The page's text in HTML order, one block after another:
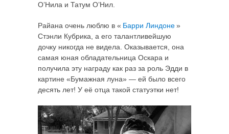
О’Нила и Татум О’Нил.
Райана очень люблю в « Барри Линдоне»
Стэнли Кубрика, а его талантливейшую
дочку никогда не видела. Оказывается, она
самая юная обладательница Оскара и
получила эту награду как раз за роль Эдди в
картине «Бумажная луна» — ей было всего
десять лет! У её отца такой статуэтки нет!